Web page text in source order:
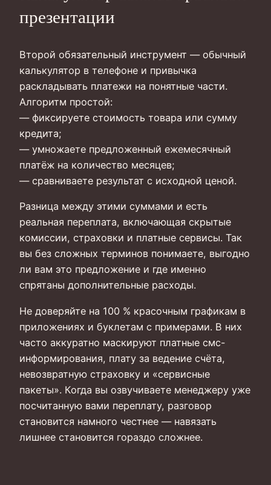
презентации
Второй обязательный инструмент — обычный
калькулятор в телефоне и привычка
раскладывать платежи на понятные части.
Алгоритм простой:
— фиксируете стоимость товара или сумму
кредита;
— умножаете предложенный ежемесячный
платёж на количество месяцев;
— сравниваете результат с исходной ценой.
Разница между этими суммами и есть
реальная переплата, включающая скрытые
комиссии, страховки и платные сервисы. Так
вы без сложных терминов понимаете, выгодно
ли вам это предложение и где именно
спрятаны дополнительные расходы.
Не доверяйте на 100 % красочным графикам в
приложениях и буклетам с примерами. В них
часто аккуратно маскируют платные смс-
информирования, плату за ведение счёта,
невозвратную страховку и «сервисные
пакеты». Когда вы озвучиваете менеджеру уже
посчитанную вами переплату, разговор
становится намного честнее — навязать
лишнее становится гораздо сложнее.